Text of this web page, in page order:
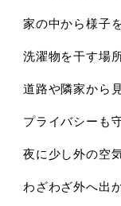
家の中から様子
洗濯物を干す場
道路や隣家から
プライバシーも
夜に少し外の空
わざわざ外へ出